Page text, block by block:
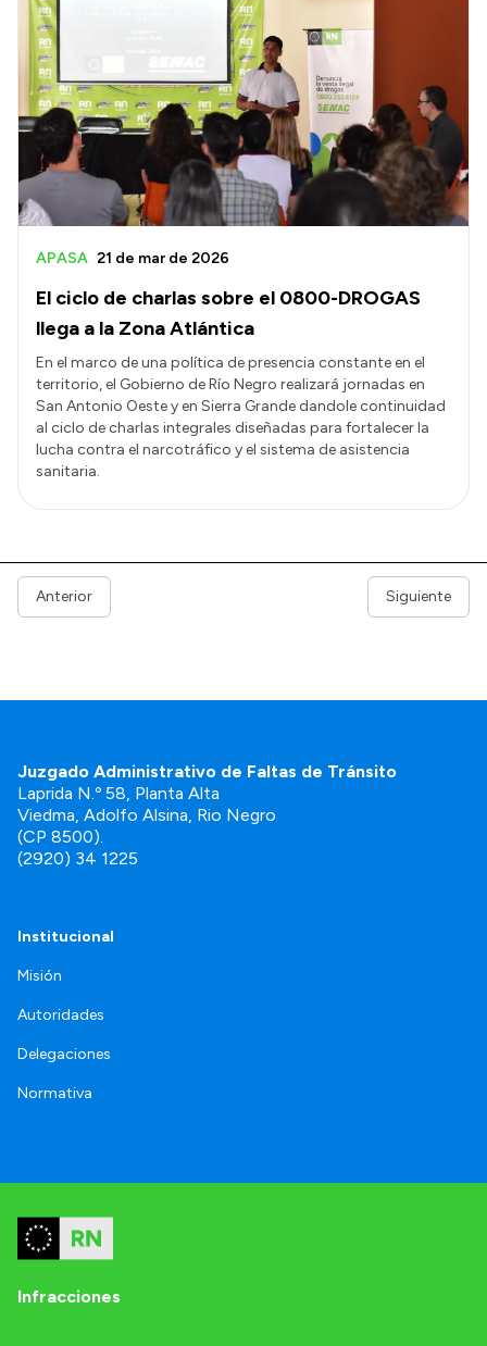
El ciclo de charlas sobre el 0800-DROGAS
llega a la Zona Atlántica
APASA 21 de mar de 2026
En el marco de una política de presencia constante en el
territorio, el Gobierno de Río Negro realizará jornadas en
San Antonio Oeste y en Sierra Grande dandole continuidad
al ciclo de charlas integrales diseñadas para fortalecer la
lucha contra el narcotráfico y el sistema de asistencia
sanitaria.
Anterior Siguiente
Juzgado Administrativo de Faltas de Tránsito
Laprida N.º 58, Planta Alta
Viedma, Adolfo Alsina, Rio Negro
(CP 8500).
(2920) 34 1225
Institucional
Misión
Autoridades
Delegaciones
Normativa
Infracciones